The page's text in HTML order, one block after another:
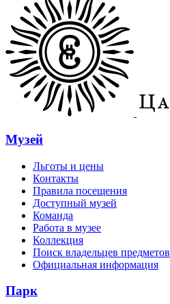
Музей
Льготы и цены
Контакты
Правила посещения
Доступный музей
Команда
Работа в музее
Коллекция
Поиск владельцев предметов
Официальная информация
Парк